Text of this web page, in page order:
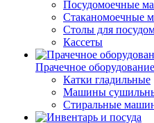
Посудомоечные
Стаканомоечные
Столы для
Кассеты
Прачечное оборудование
Катки гладильные
Машины
Стиральные